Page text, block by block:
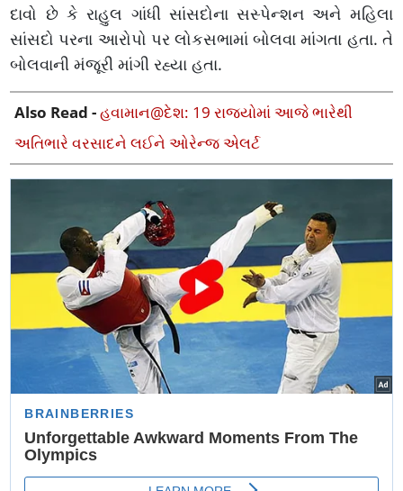
દાવો છે કે રાહુલ ગાંધી સાંસદોના સસ્પેન્શન અને મહિલા
સાંસદો પરના આરોપો પર લોકસભામાં બોલવા માંગતા હતા. તે
બોલવાની મંજૂરી માંગી રહ્યા હતા.
Also Read -હવામાન@દેશ: 19 રાજ્યોમાં આજે ભારેથી
અતિભારે વરસાદને લઈને ઓરેન્જ એલર્ટ